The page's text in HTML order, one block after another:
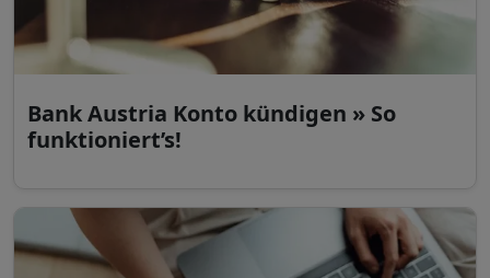
Bank Austria Konto kündigen » So
funktioniert’s!